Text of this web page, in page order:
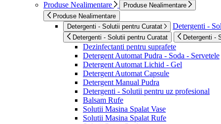
Produse Nealimentare
Produse Nealimentare
Produse Nealimentare
Detergenti - Solutii pentru Curatat
Detergenti -
Detergenti - Solutii pentru Curatat Detergenti -
Dezinfectanti pentru suprafete
Detergent Automat Pudra - Soda - Servetele
Detergent Automat Lichid - Gel
Detergent Automat Capsule
Detergent Manual Pudra
Detergenti - Solutii pentru uz profesional
Balsam Rufe
Solutii Masina Spalat Vase
Solutii Masina Spalat Rufe